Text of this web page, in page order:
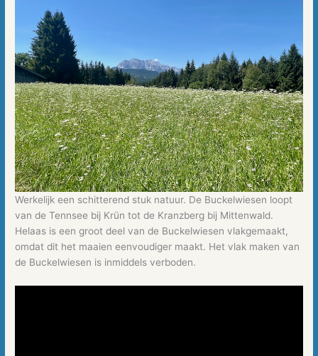
Werkelijk een schitterend stuk natuur. De Buckelwiesen loopt
van de Tennsee bij Krün tot de Kranzberg bij Mittenwald.
Helaas is een groot deel van de Buckelwiesen vlakgemaakt,
omdat dit het maaien eenvoudiger maakt. Het vlak maken van
de Buckelwiesen is inmiddels verboden.